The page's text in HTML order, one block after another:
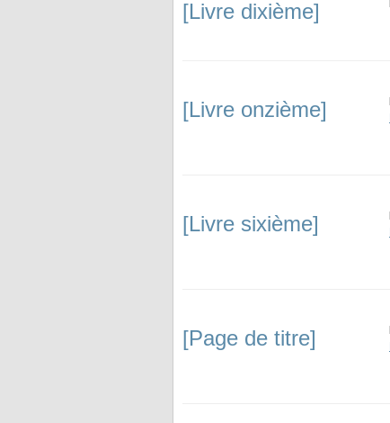
[Livre dixième]
[Livre onzième]
[Livre sixième]
[Page de titre]